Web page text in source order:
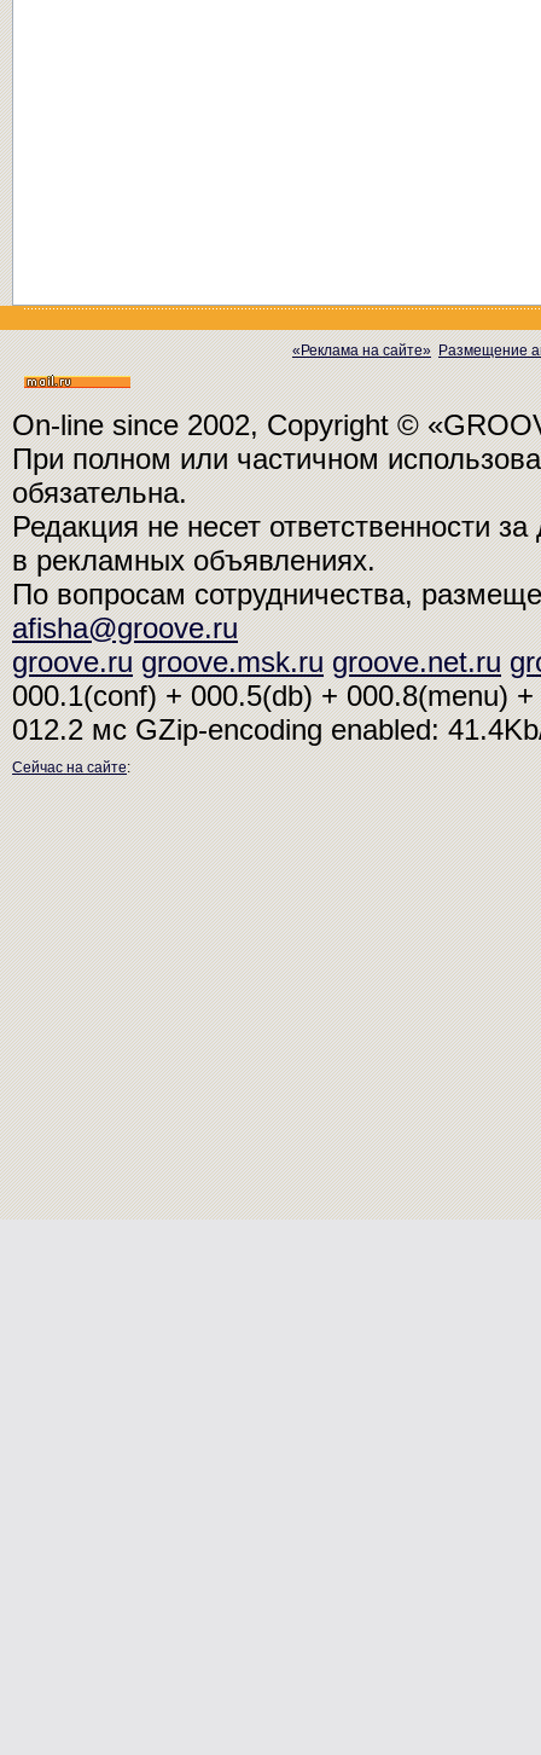
«Реклама на сайте» Размещение
On-line since 2002, Copyright ©
При полном или частичном
обязательна.
Редакция не несет ответственности
в рекламных объявлениях.
По вопросам сотрудничества,
afisha@groove.ru
groove.ru groove.msk.ru groove.net.ru
000.1(conf) + 000.5(db) + 000.8(menu)
012.2 мсGZip-encoding enabled:
Сейчас на сайте: